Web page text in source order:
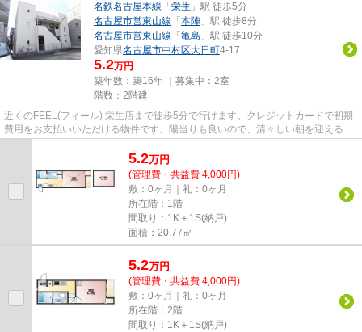
名鉄名古屋本線 「 栄生 」駅 徒歩5分
名古屋市営東山線 「 本陣 」駅 徒歩8分
名古屋市営東山線 「 亀島 」駅 徒歩10分
愛知県名古屋市中村区大日町4-17
5.2万円
築年数：築16年 ｜募集中： 2室
階数：2階建
近くのFEEL(フィール) 栄生店まで徒歩5分で行けます。クレジットカードで初期
費用をお支払いいただける物件です。陽当りも良いので、清々しい朝を迎えるこ
5.2万円
(管理費・共益費 4,000円)
敷：0ヶ月｜礼：0ヶ月
所在階：1階
間取り：1K＋1S(納戸)
面積：20.77㎡
5.2万円
(管理費・共益費 4,000円)
敷：0ヶ月｜礼：0ヶ月
所在階：2階
間取り：1K＋1S(納戸)